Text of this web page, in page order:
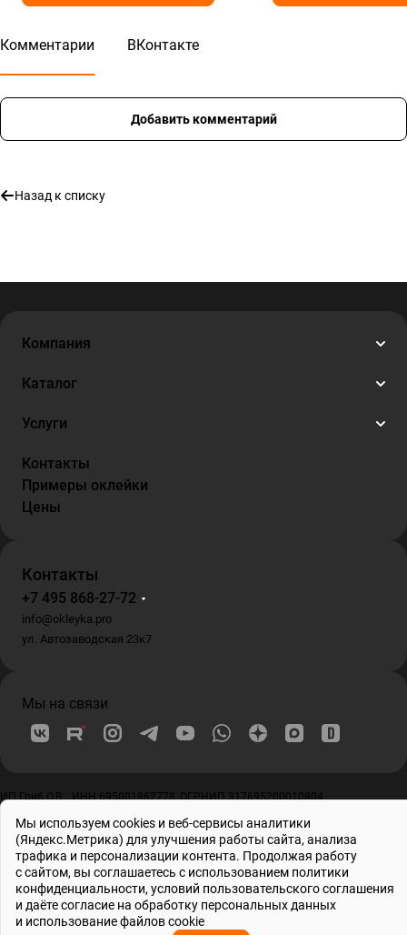
Комментарии ВКонтакте
Добавить комментарий
Назад к списку
Компания
Каталог
Услуги
Контакты
Примеры оклейки
Цены
Контакты
+7 495 868-27-72
info@okleyka.pro
ул. Автозаводская 23к7
Мы на связи
ИП Гриб О.В. , ИНН 695001862778, ОГРНИП 317695200010804
© 2026 Все права защищены
Мы используем cookies и веб-сервисы аналитики
(Яндекс.Метрика) для улучшения работы сайта, анализа
трафика и персонализации контента. Продолжая работу
с сайтом, вы соглашаетесь с использованием политики
конфиденциальности, условий пользовательского соглашения
и даётесогласие на обработку персональных данных
и использование файлов cookie